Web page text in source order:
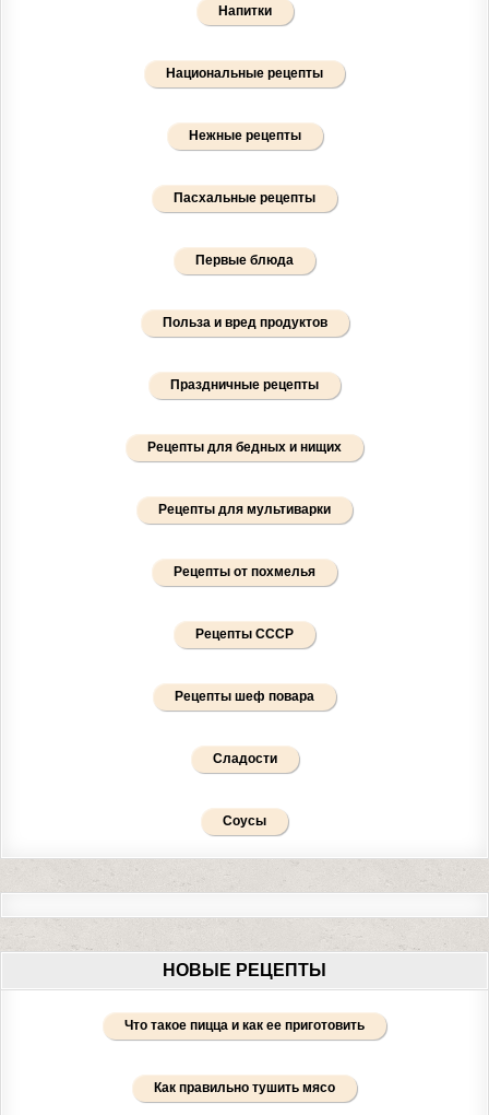
Напитки
Национальные рецепты
Нежные рецепты
Пасхальные рецепты
Первые блюда
Польза и вред продуктов
Праздничные рецепты
Рецепты для бедных и нищих
Рецепты для мультиварки
Рецепты от похмелья
Рецепты СССР
Рецепты шеф повара
Сладости
Соусы
НОВЫЕ РЕЦЕПТЫ
Что такое пицца и как ее приготовить
Как правильно тушить мясо